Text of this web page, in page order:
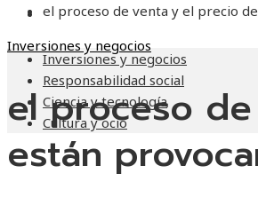
CULTURA Y OCIO
Inversiones y negocios
Responsabilidad social
Ciencia y tecnología
Cultura y ocio
el proceso de venta y el precio
Inversiones y negocios
el proceso
están